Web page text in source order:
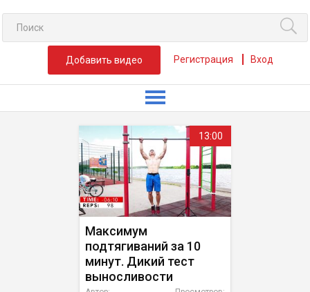
Добавить видео Регистрация Вход
13:00
Максимум
подтягиваний за 10
минут. Дикий тест
выносливости